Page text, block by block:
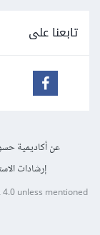
تابعنا على
عن أكاديمية
إرشادات
4.0unless mentioned